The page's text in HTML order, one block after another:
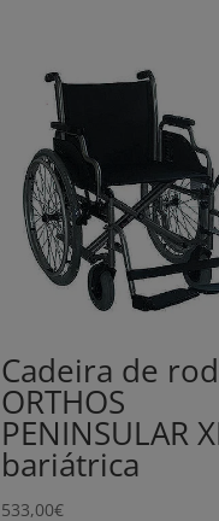
Cadeira de
ORTHOS
PENINSULAR
bariátrica
533,00€